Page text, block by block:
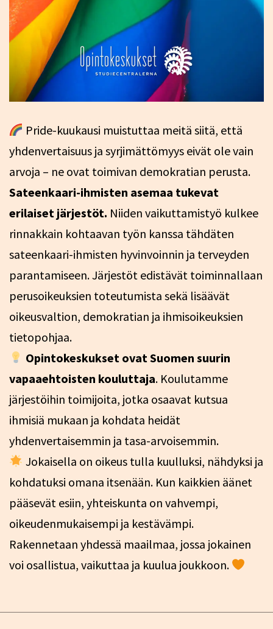
Pride-kuukausi muistuttaa meitä siitä, että
yhdenvertaisuus ja syrjimättömyys eivät ole vain
arvoja – ne ovat toimivan demokratian perusta.
Sateenkaari-ihmisten asemaa tukevat
erilaiset järjestöt. Niiden vaikuttamistyö kulkee
rinnakkain kohtaavan työn kanssa tähdäten
sateenkaari-ihmisten hyvinvoinnin ja terveyden
parantamiseen. Järjestöt edistävät toiminnallaan
perusoikeuksien toteutumista sekä lisäävät
oikeusvaltion, demokratian ja ihmisoikeuksien
tietopohjaa.
Opintokeskukset ovat Suomen suurin
vapaaehtoisten kouluttaja. Koulutamme
järjestöihin toimijoita, jotka osaavat kutsua
ihmisiä mukaan ja kohdata heidät
yhdenvertaisemmin ja tasa-arvoisemmin.
Jokaisella on oikeus tulla kuulluksi, nähdyksi ja
kohdatuksi omana itsenään. Kun kaikkien äänet
pääsevät esiin, yhteiskunta on vahvempi,
oikeudenmukaisempi ja kestävämpi.
Rakennetaan yhdessä maailmaa, jossa jokainen
voi osallistua, vaikuttaa ja kuulua joukkoon.